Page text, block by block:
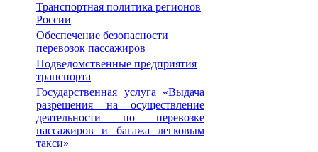
Транспортная политика регионов
России
Обеспечение безопасности
перевозок пассажиров
Подведомственные предприятия
транспорта
Государственная услуга «Выдача
разрешения на осуществление
деятельности по перевозке
пассажиров и багажа легковым
такси»